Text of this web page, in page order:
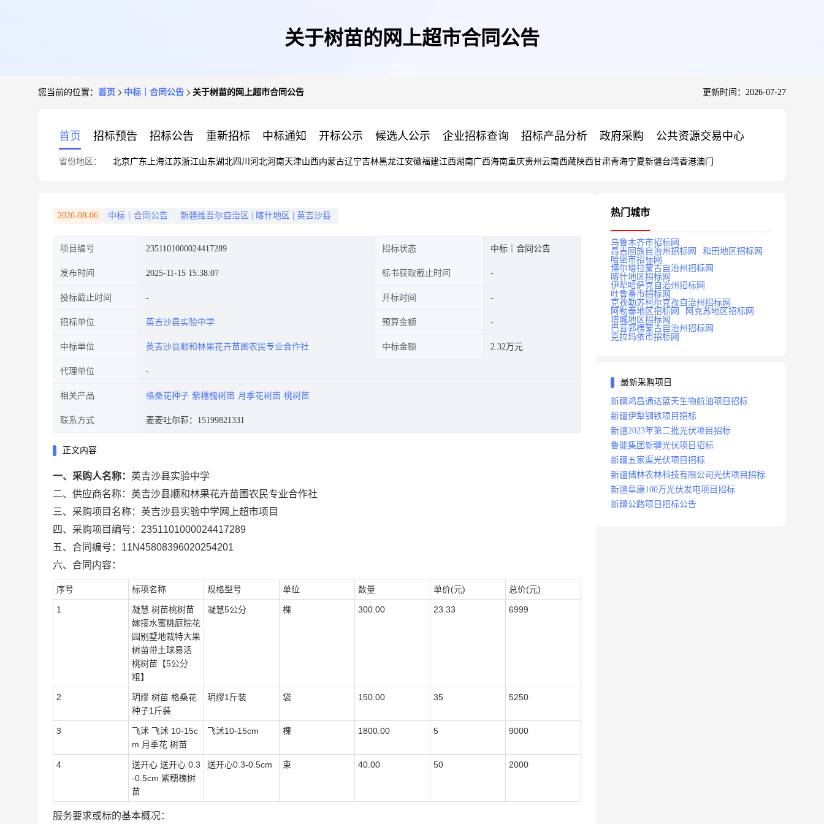
关于树苗的网上超市合同公告
您当前的位置： 首页 中标｜合同公告 关于树苗的网上超市合同公告 更新时间：2026-07-27
首页 招标预告 招标公告 重新招标 中标通知 开标公示 候选人公示 企业招标查询 招标产品分析 政府采购 公共资源交易中心
省份地区： 北京广东 上海江苏浙江山东湖北四川 河北河南天津山西内蒙古辽宁吉林黑龙江安徽福建江西湖南广西海南重庆贵州 云南西藏陕西甘肃青海宁夏新疆台湾香港澳门
2026-08-06 中标｜合同公告 新疆维吾尔自治区 喀什地区 英吉沙县
项目编号 2351101000024417289 招标状态 中标｜合同公告
发布时间 2025-11-15 15:38:07 标书获取截止时间
投标截止时间 开标时间
招标单位 英吉沙县实验中学 预算金额
中标单位 英吉沙县顺和林果花卉苗圃农民专业合作社 中标金额 2.32万元
代理单位
相关产品 格桑花种子 紫穗槐树苗 月季花树苗 桃树苗
联系方式 麦麦吐尔荪：15199821331
正文内容
一、采购人名称： 英吉沙县实验中学
二、供应商名称： 英吉沙县顺和林果花卉苗圃农民专业合作社
三、采购项目名称： 英吉沙县实验中学网上超市项目
四、采购项目编号： 2351101000024417289
五、合同编号： 11N45808396020254201
六、合同内容：
序号 标项名称 规格型号 单位 数量 单价(元) 总价(元)
1
凝慧 树苗桃树苗
嫁接水蜜桃庭院花
园别墅地栽特大果
树苗带土球易活
桃树苗【5公分
粗】
凝慧5公分 棵 300.00 23.33 6999
2
玥缪 树苗 格桑花
种子1斤装
玥缪1斤装 袋 150.00 35 5250
3
飞沭 飞沭 10-15c
m 月季花 树苗
飞沭10-15cm 棵 1800.00 5 9000
4
送开心 送开心 0.3
-0.5cm 紫穗槐树
苗
送开心0.3-0.5cm 束 40.00 50 2000
服务要求或标的基本概况：
热门城市
乌鲁木齐市招标网
昌吉回族自治州招标网
和田地区招标网
哈密市招标网
博尔塔拉蒙古自治州招标网
喀什地区招标网
伊犁哈萨克自治州招标网
吐鲁番市招标网
克孜勒苏柯尔克孜自治州招标网
阿勒泰地区招标网
阿克苏地区招标网
塔城地区招标网
巴音郭楞蒙古自治州招标网
克拉玛依市招标网
最新采购项目
新疆鸿昌通达蓝天生物航油项目招标
新疆伊犁钢铁项目招标
新疆2023年第二批光伏项目招标
鲁能集团新疆光伏项目招标
新疆五家渠光伏项目招标
新疆储林农林科技有限公司光伏项目招标
新疆阜康100万光伏发电项目招标
新疆公路项目招标公告